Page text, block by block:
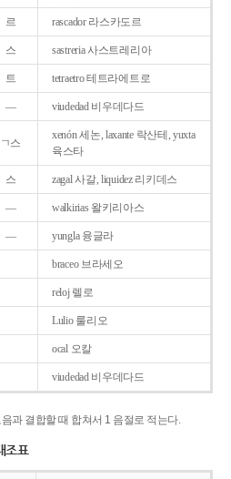
르 rascador 라스카도르
스 sastreria 사스트레리아
트 tetraetro 테트라에트로
― viudedad 비우데다드
ㄱ스
xenón 세논, laxante 락산테, yuxta
육스타
스 zagal 사갈, liquidez 리키데스
― walkirias 왈키리아스
― yungla 융글라
braceo 브라세오
reloj 렐로
Lulio 룰리오
ocal 오칼
viudedad 비우데다드
과 결합할 때 합쳐서 1 음절로 적는다.
조표